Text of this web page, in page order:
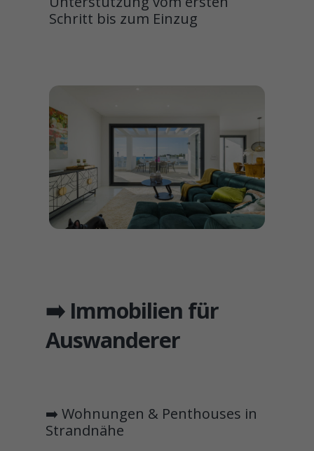
Schritt bis zum Einzug
➡️ Immobilien für
Auswanderer
➡️ Wohnungen & Penthouses in
Strandnähe